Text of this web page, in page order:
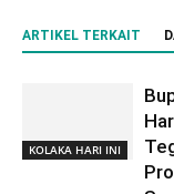
ARTIKEL TERKAIT
KOLAKA HARI INI